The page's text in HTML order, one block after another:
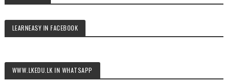
LEARNEASY IN FACEBOOK
WWW.LKEDU.LK IN WHATSAPP